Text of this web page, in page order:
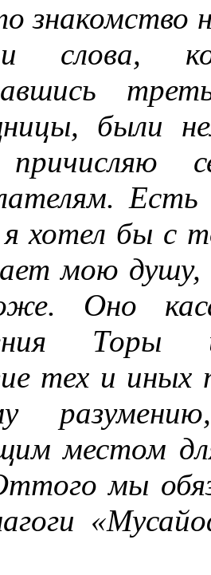
знакомство
слова,
были
хотел бы с
мою
Оно
Торы
тех и
местом
мы